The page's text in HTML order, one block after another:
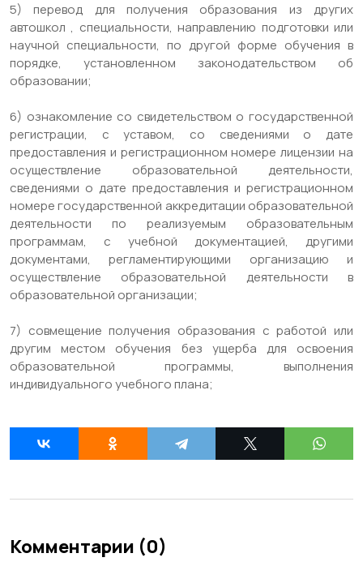
5) перевод для получения образования из других
автошкол , специальности, направлению подготовки или
научной специальности, по другой форме обучения в
порядке, установленном законодательством об
образовании;
6) ознакомление со свидетельством о государственной
регистрации, с уставом, со сведениями о дате
предоставления и регистрационном номере лицензии на
осуществление образовательной деятельности,
сведениями о дате предоставления и регистрационном
номере государственной аккредитации образовательной
деятельности по реализуемым образовательным
программам, с учебной документацией, другими
документами, регламентирующими организацию и
осуществление образовательной деятельности в
образовательной организации;
7) совмещение получения образования с работой или
другим местом обучения без ущерба для освоения
образовательной программы, выполнения
индивидуального учебного плана;
Комментарии (0)